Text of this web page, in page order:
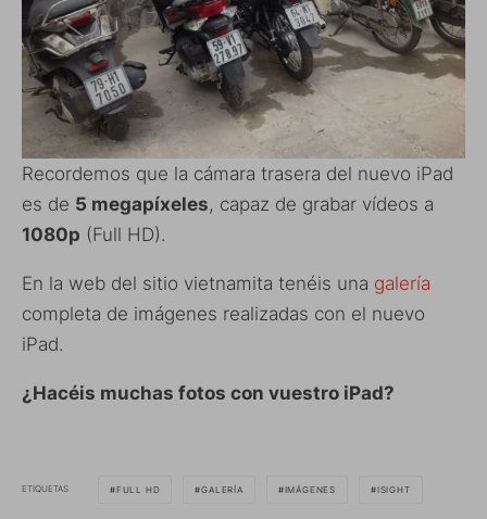
Recordemos que la cámara trasera del nuevo iPad
es de 5 megapíxeles, capaz de grabar vídeos a
1080p (Full HD).
En la web del sitio vietnamita tenéis una galería
completa de imágenes realizadas con el nuevo
iPad.
¿Hacéis muchas fotos con vuestro iPad?
ETIQUETAS FULL HD GALERÍA IMÁGENES ISIGHT